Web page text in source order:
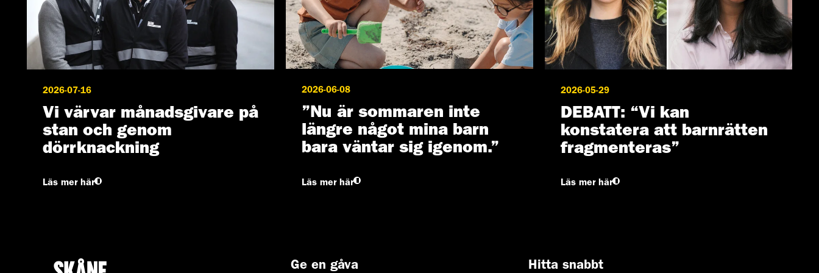
2026-07-16
Vi värvar månadsgivare på
stan och genom
dörrknackning
Läs mer här
2026-06-08
”Nu är sommaren inte
längre något mina barn
bara väntar sig igenom.”
Läs mer här
2026-05-29
DEBATT: “Vi kan
konstatera att barnrätten
fragmenteras”
Läs mer här
Ge en gåva Hitta snabbt